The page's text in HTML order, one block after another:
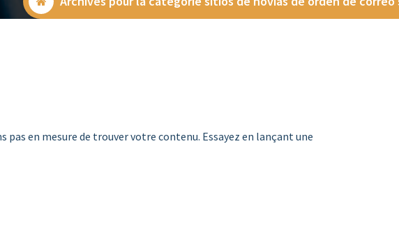
pas en mesure de trouver votre contenu. Essayez en lançant une